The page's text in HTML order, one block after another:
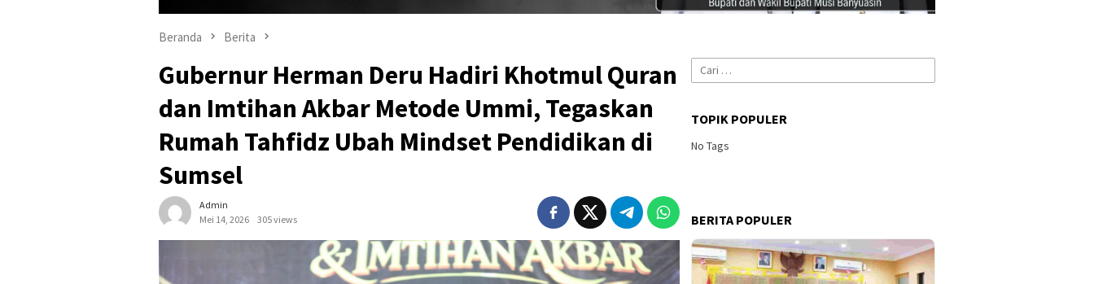
Beranda Berita
Gubernur Herman Deru Hadiri Khotmul Quran
dan Imtihan Akbar Metode Ummi, Tegaskan
Rumah Tahfidz Ubah Mindset Pendidikan di
Sumsel
Admin
Mei 14, 2026
305 views
Cari
untuk:
TOPIK POPULER
No Tags
BERITA POPULER